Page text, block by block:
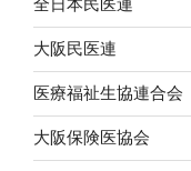
全日本民医連
大阪民医連
医療福祉生協連合会
大阪保険医協会